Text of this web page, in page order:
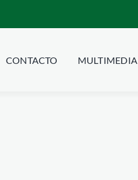
CONTACTO MULTIMEDIA